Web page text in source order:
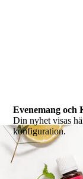
Evenemang och
Din nyhet visas
konfiguration.